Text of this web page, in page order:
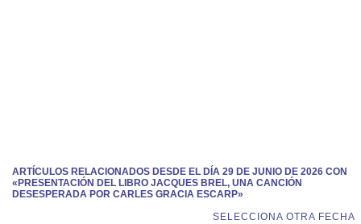
ARTÍCULOS RELACIONADOS DESDE EL DÍA 29 DE JUNIO DE 2026 CON
«PRESENTACIÓN DEL LIBRO JACQUES BREL, UNA CANCIÓN
DESESPERADA POR CARLES GRACIA ESCARP»
SELECCIONA OTRA FECHA